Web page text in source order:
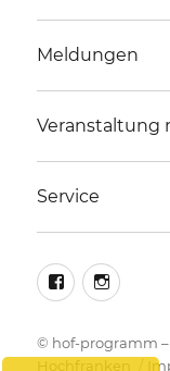
Meldungen
Veranstaltung
Service
facebook
© hof-programm
Hochfranken